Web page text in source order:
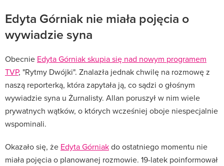
Edyta Górniak nie miała pojęcia o
wywiadzie syna
Obecnie Edyta Górniak skupia się nad nowym programem
TVP, "Rytmy Dwójki". Znalazła jednak chwilę na rozmowę z
naszą reporterką, która zapytała ją, co sądzi o głośnym
wywiadzie syna u Żurnalisty. Allan poruszył w nim wiele
prywatnych wątków, o których wcześniej oboje niespecjalnie
wspominali.
Okazało się, że Edyta Górniakdo ostatniego momentu nie
miała pojęcia o planowanej rozmowie. 19-latek poinformował